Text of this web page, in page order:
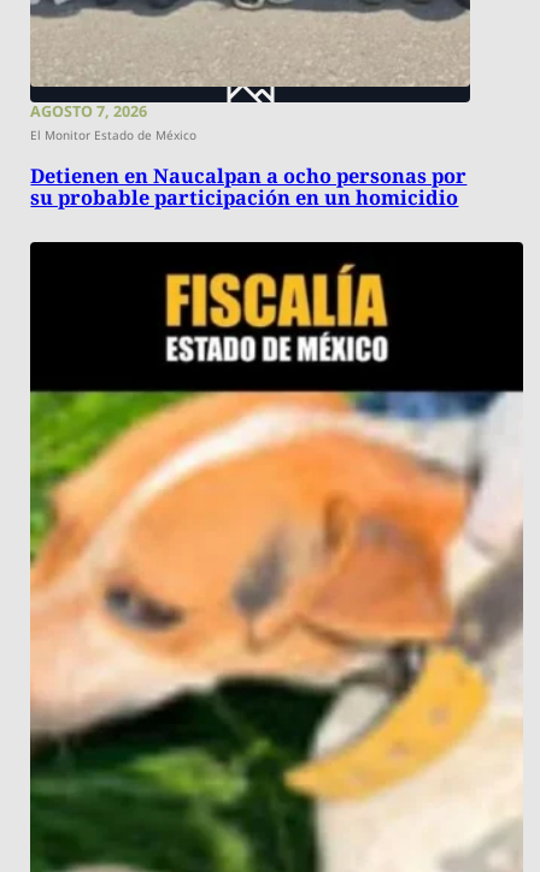
AGOSTO 7, 2026
El Monitor Estado de México
Detienen en Naucalpan a ocho personas por
su probable participación en un homicidio